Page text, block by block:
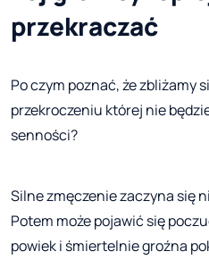
przekraczać
Po czym poznać, że zbliżamy
przekroczeniu której nie
senności?
Silne zmęczenie zaczyna się
Potem może pojawić się
powiek i śmiertelnie groźna